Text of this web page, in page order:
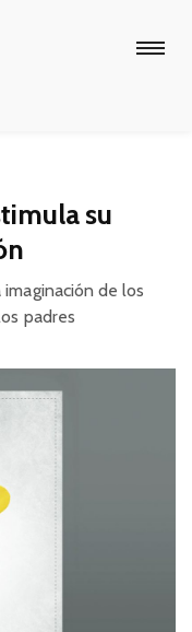
su
de los
padres